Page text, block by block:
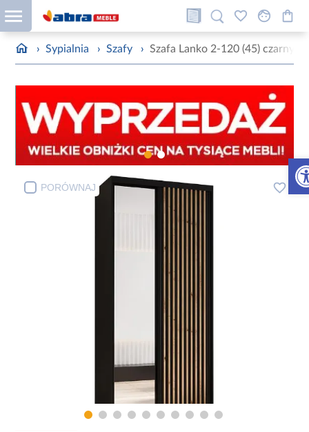
› Sypialnia › Szafy › Szafa Lanko 2-120 (45) czarny
PORÓWNAJ